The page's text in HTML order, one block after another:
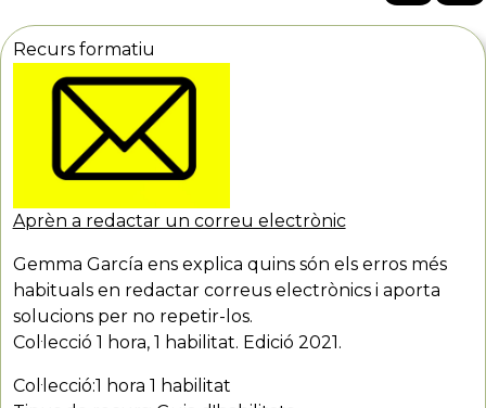
Videopindoles d'aprenentatge
(9)
Comunicació i
màrqueting corporatiu
Recurs formatiu
Aprèn a redactar un correu electrònic
Gemma García ens explica quins són els erros més
habituals en redactar correus electrònics i aporta
solucions per no repetir-los.
Col·lecció 1 hora, 1 habilitat. Edició 2021.
Col·lecció:1 hora 1 habilitat